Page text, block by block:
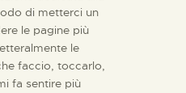
di metterci un
le pagine più
le
faccio, toccarlo,
fa sentire più